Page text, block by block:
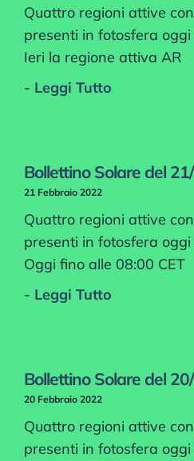
Quattro regioni attive
presenti in fotosfera
Ieri la regione attiva AR
- Leggi Tutto
Bollettino Solare del
21 Febbraio 2022
Quattro regioni attive
presenti in fotosfera
Oggi fino alle 08:00 CET
- Leggi Tutto
Bollettino Solare del
20 Febbraio 2022
Quattro regioni attive
presenti in fotosfera